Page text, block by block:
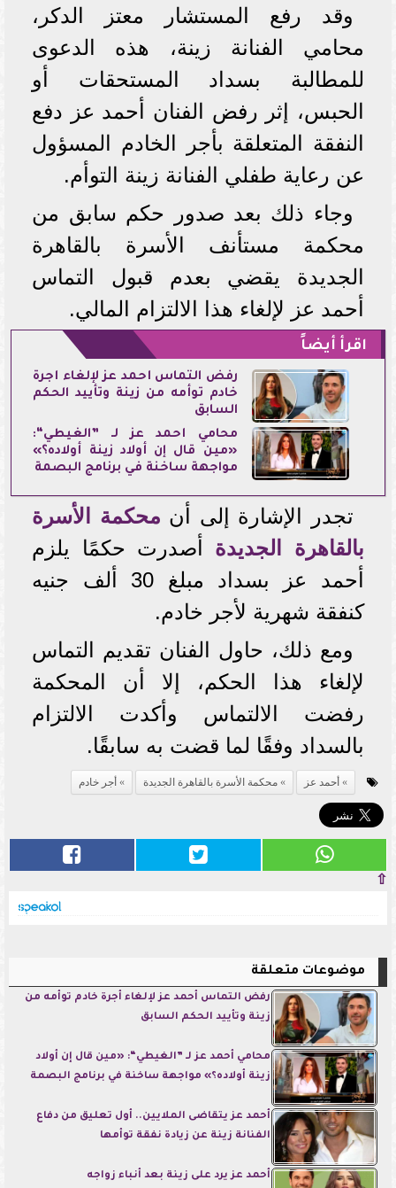
وقد رفع المستشار معتز الدكر،
محامي الفنانة زينة، هذه الدعوى
للمطالبة بسداد المستحقات أو
الحبس، إثر رفض الفنان أحمد عز دفع
النفقة المتعلقة بأجر الخادم المسؤول
عن رعاية طفلي الفنانة زينة التوأم.
وجاء ذلك بعد صدور حكم سابق من
محكمة مستأنف الأسرة بالقاهرة
الجديدة يقضي بعدم قبول التماس
أحمد عز لإلغاء هذا الالتزام المالي.
اقرأ أيضاً
رفض التماس أحمد عز لإلغاء أجرة
خادم توأمه من زينة وتأييد الحكم
السابق
محامي أحمد عز لـ ”الغيطي“:
«مين قال إن أولاد زينة أولاده؟»
مواجهة ساخنة في برنامج البصمة
تجدر الإشارة إلى أن محكمة الأسرة
بالقاهرة الجديدة أصدرت حكمًا يلزم
أحمد عز بسداد مبلغ 30 ألف جنيه
كنفقة شهرية لأجر خادم.
ومع ذلك، حاول الفنان تقديم التماس
لإلغاء هذا الحكم، إلا أن المحكمة
رفضت الالتماس وأكدت الالتزام
بالسداد وفقًا لما قضت به سابقًا.
أحمد عز محكمة الأسرة بالقاهرة الجديدة أجر خادم
⇧
موضوعات متعلقة
رفض التماس أحمد عز لإلغاء أجرة خادم توأمه من
زينة وتأييد الحكم السابق
محامي أحمد عز لـ ”الغيطي“: «مين قال إن أولاد
زينة أولاده؟» مواجهة ساخنة في برنامج البصمة
أحمد عز يتقاضى الملايين.. أول تعليق من دفاع
الفنانة زينة عن زيادة نفقة توأمها
أحمد عز يرد على زينة بعد أنباء زواجه